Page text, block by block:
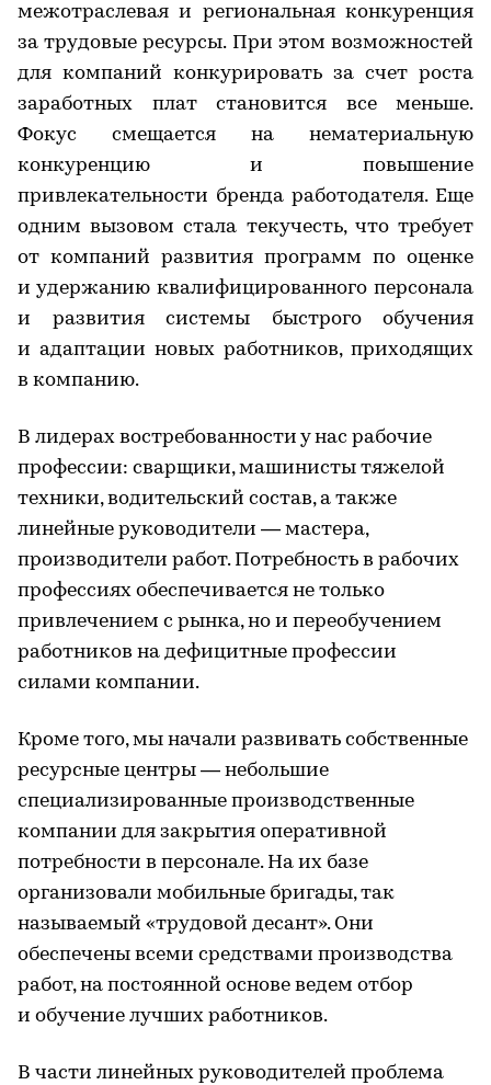
межотраслевая и региональная конкуренция
за трудовые ресурсы. При этом возможностей
для компаний конкурировать за счет роста
заработных плат становится все меньше.
Фокус смещается на нематериальную
конкуренцию и повышение
привлекательности бренда работодателя. Еще
одним вызовом стала текучесть, что требует
от компаний развития программ по оценке
и удержанию квалифицированного персонала
и развития системы быстрого обучения
и адаптации новых работников, приходящих
в компанию.
В лидерах востребованности у нас рабочие
профессии: сварщики, машинисты тяжелой
техники, водительский состав, а также
линейные руководители — мастера,
производители работ. Потребность в рабочих
профессиях обеспечивается не только
привлечением с рынка, но и переобучением
работников на дефицитные профессии
силами компании.
Кроме того, мы начали развивать собственные
ресурсные центры — небольшие
специализированные производственные
компании для закрытия оперативной
потребности в персонале. На их базе
организовали мобильные бригады, так
называемый «трудовой десант». Они
обеспечены всеми средствами производства
работ, на постоянной основе ведем отбор
и обучение лучших работников.
В части линейных руководителей проблема